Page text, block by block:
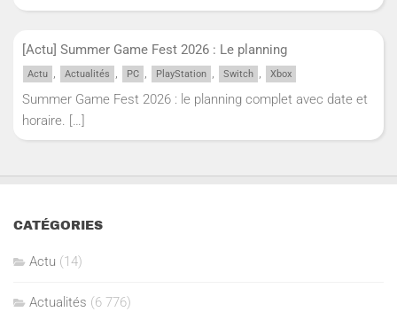
[Actu] Summer Game Fest 2026 : Le planning
Actu , Actualités , PC , PlayStation , Switch , Xbox
Summer Game Fest 2026 : le planning complet avec date et
horaire. […]
CATÉGORIES
Actu (14)
Actualités (6 776)